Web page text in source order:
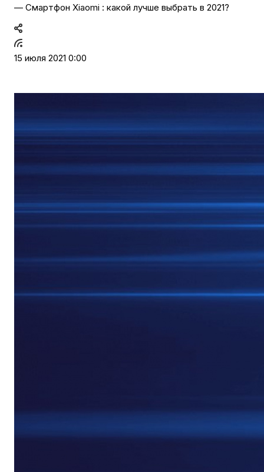
Туризм и отдых
Сумки и чемоданы
Автомобильные аксессуары
— Смартфон Xiaomi : какой лучше выбрать в 2021?
15 июля 2021 0:00